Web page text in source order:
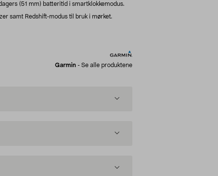
(51 mm) batteritid i smartklokkemodus.
samt Redshift-modus til bruk i mørket.
Garmin - Se alle produktene